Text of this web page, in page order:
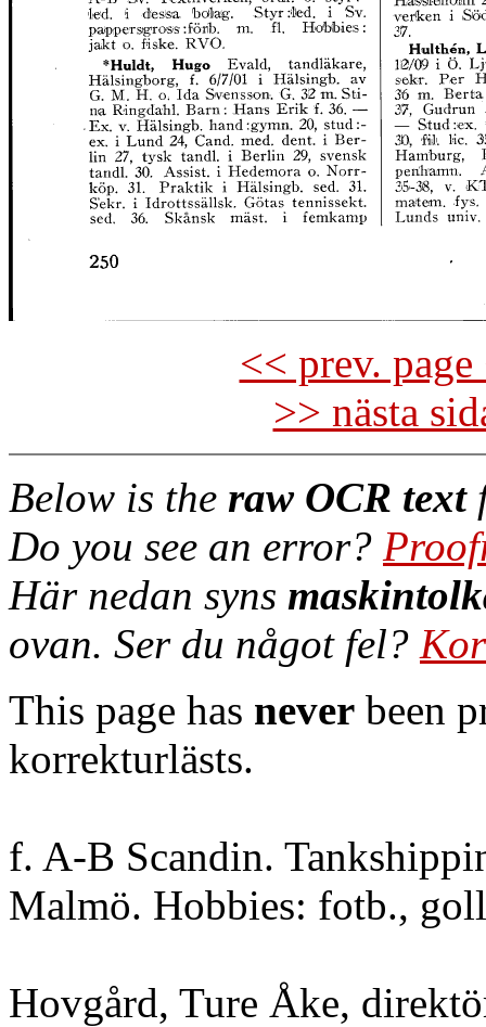
<< prev.
>> nästa
Below is the raw OCR text
Do you see an error?
Här nedan syns
ovan. Ser du något fel?
This page has never been
korrekturlästs.
f. A-B Scandin.
Malmö. Hobbies: fotb.,
Hovgård, Ture Åke,